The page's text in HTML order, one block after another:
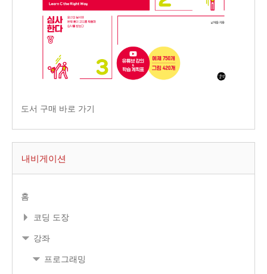
도서 구매 바로 가기
내비게이션
홈
코딩 도장
강좌
프로그래밍